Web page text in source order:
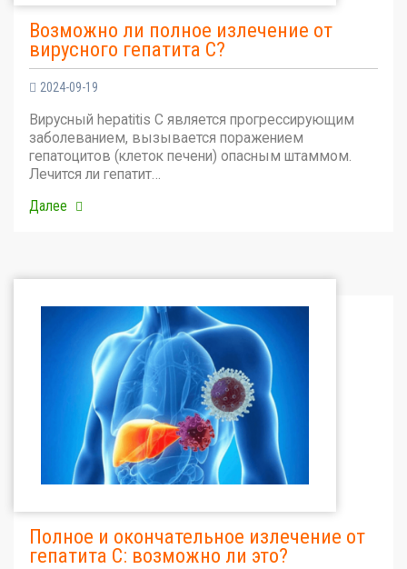
Возможно ли полное излечение от
вирусного гепатита С?
2024-09-19
Вирусный hepatitis C является прогрессирующим
заболеванием, вызывается поражением
гепатоцитов (клеток печени) опасным штаммом.
Лечится ли гепатит…
Далее
Полное и окончательное излечение от
гепатита С: возможно ли это?